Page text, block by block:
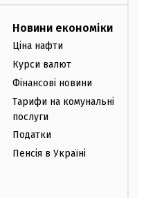
Новини економіки
Ціна нафти
Курси валют
Фінансові новини
Тарифи на комунальні
послуги
Податки
Пенсія в Україні